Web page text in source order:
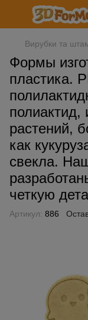
Вирубки та
Формы
пластика.
полиактид,
растений,
как
свекла.
четкую
Артикул: 886